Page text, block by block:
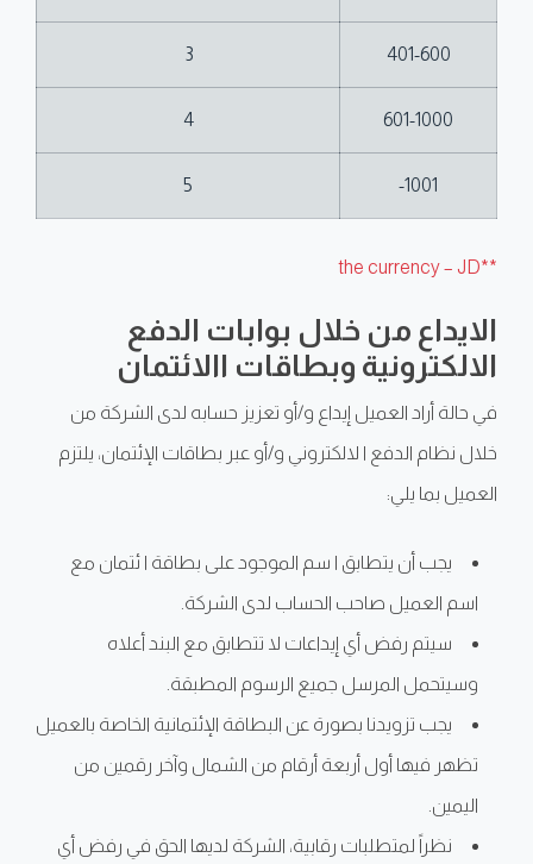
401-600
3
601-1000
4
1001-
5
**the currency – JD
الايداع من خلال بوابات الدفع
الالكترونية وبطاقات االائتمان
في حالة أراد العميل إيداع و/أو تعزيز حسابه لدى الشركة من
خلال نظام الدفع ا لالكتروني و/أو عبر بطاقات الإئتمان، يلتزم
العميل بما يلي:
يجب أن يتطابق ا سم الموجود على بطاقة ا ئتمان مع
اسم العميل صاحب الحساب لدى الشركة.
سيتم رفض أي إيداعات لا تتطابق مع البند أعلاه
وسيتحمل المرسل جميع الرسوم المطبقة.
يجب تزويدنا بصورة عن البطاقة الإئتمانية الخاصة بالعميل
تظهر فيها أول أربعة أرقام من الشمال وآخر رقمين من
اليمين.
نظراً لمتطلبات رقابية، الشركة لديها الحق في رفض أي